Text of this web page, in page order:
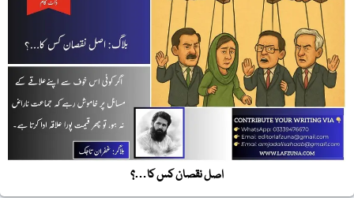
اصل نقصان کس کا…؟